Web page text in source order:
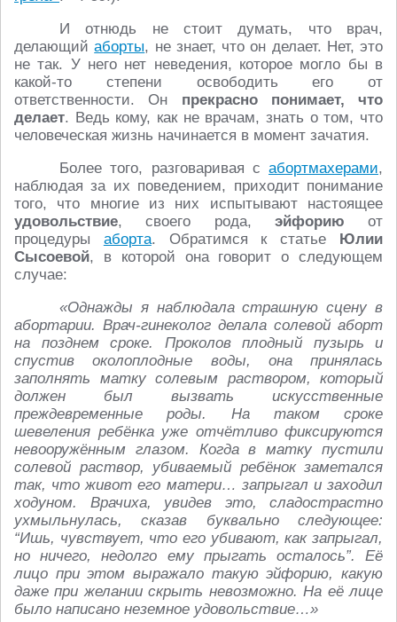
И отнюдь не стоит думать, что врач,
делающийаборты, не знает, что он делает. Нет, это
не так. У него нет неведения, которое могло бы в
какой-то степени освободить его от
ответственности. Он прекрасно понимает, что
делает. Ведь кому, как не врачам, знать о том, что
человеческая жизнь начинается в момент зачатия.
Более того, разговаривая с абортмахерами,
наблюдая за их поведением, приходит понимание
того, что многие из них испытывают настоящее
удовольствие, своего рода, эйфорию от
процедуры аборта. Обратимся к статье Юлии
Сысоевой, в которой она говорит о следующем
случае:
«Однажды я наблюдала страшную сцену в
абортарии. Врач-гинеколог делала солевой аборт
на позднем сроке. Проколов плодный пузырь и
спустив околоплодные воды, она принялась
заполнять матку солевым раствором, который
должен был вызвать искусственные
преждевременные роды. На таком сроке
шевеления ребёнка уже отчётливо фиксируются
невооружённым глазом. Когда в матку пустили
солевой раствор, убиваемый ребёнок заметался
так, что живот его матери… запрыгал и заходил
ходуном. Врачиха, увидев это, сладострастно
ухмыльнулась, сказав буквально следующее:
“Ишь, чувствует, что его убивают, как запрыгал,
но ничего, недолго ему прыгать осталось”. Её
лицо при этом выражало такую эйфорию, какую
даже при желании скрыть невозможно. На её лице
было написано неземное удовольствие…»